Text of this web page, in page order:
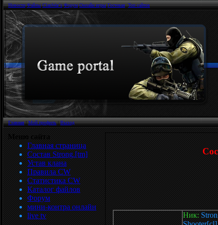
Новости Файлы ClanWar`s Форум Онлайн игры Гостевая Топ сайтов
Главная|Мой профиль|Выход
Меню сайта
Главная страница
Состав Strong.[tm]
Устав клана
Правила CW
Статистика CW
Каталог файлов
Форум
мини-контра онлайн
live tv
Ник: